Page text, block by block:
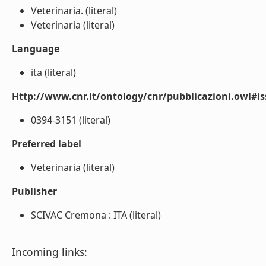
Veterinaria. (literal)
Veterinaria (literal)
Language
ita (literal)
Http://www.cnr.it/ontology/cnr/
0394-3151 (literal)
Preferred label
Veterinaria (literal)
Publisher
SCIVAC Cremona : ITA (literal)
Incoming links: